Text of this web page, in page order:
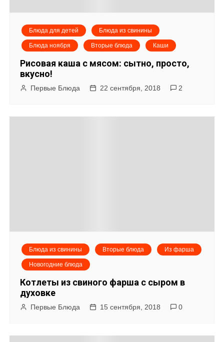
Блюда для детей Блюда из свинины
Блюда ноября Вторые блюда Каши
Рисовая каша с мясом: сытно, просто,
вкусно!
Первые Блюда 22 сентября, 2018 2
Блюда из свинины Вторые блюда Из фарша
Новогодние блюда
Котлеты из свиного фарша с сыром в
духовке
Первые Блюда 15 сентября, 2018 0